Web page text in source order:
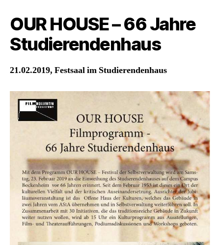
OUR HOUSE – 66 Jahre
Studierendenhaus
21.02.2019, Festsaal im Studierendenhaus